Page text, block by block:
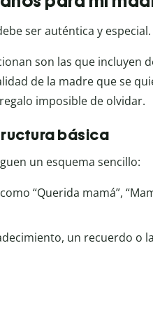
ser auténtica y especial.
son las que incluyen
de la madre que se
imposible de olvidar.
básica
un esquema sencillo:
“Querida mamá”,
un recuerdo o